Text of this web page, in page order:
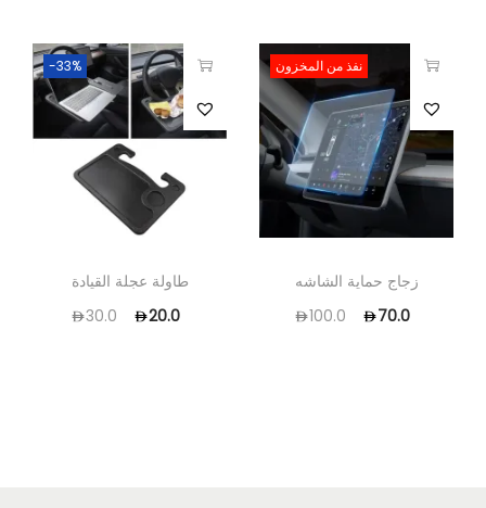
-33%
طاولة عجلة القيادة
30.0
20.0
نفذ من المخزون
زجاج حماية الشاشه
100.0
70.0